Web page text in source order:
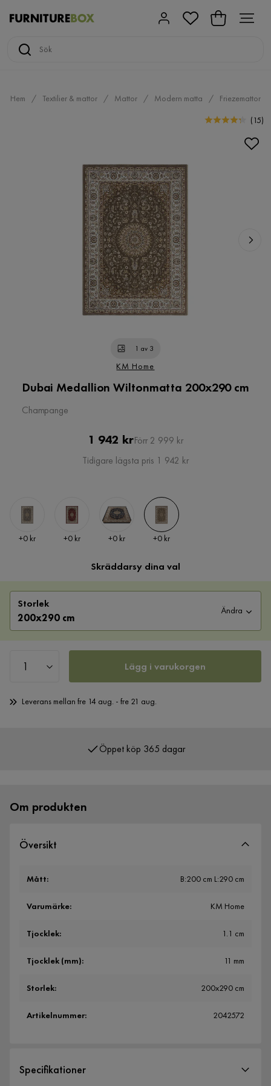
Hem Textilier & mattor Mattor Modern matta
Friezemattor
(15)
1 av 3
KM Home
Dubai Medallion Wiltonmatta 200x290 cm
Champange
Pris
1 942 krOriginal
Pris
Förr 2 999 kr
Tidigare lägsta pris 1 942 kr
Pris
+0 kr Pris
+0 kr Pris
+0 kr Pris
+0 kr
Skräddarsy dina val
Storlek
200x290 cm
Ändra
Lägg i varukorgen
Leverans mellan fre 14 aug. - fre 21 aug.
Öppet köp 365 dagar
Om produkten
Översikt
Mått: B:200 cm L:290 cm
Varumärke: KM Home
Tjocklek: 1.1 cm
Tjocklek (mm): 11 mm
Storlek: 200x290 cm
Artikelnummer: 2042572
Specifikationer